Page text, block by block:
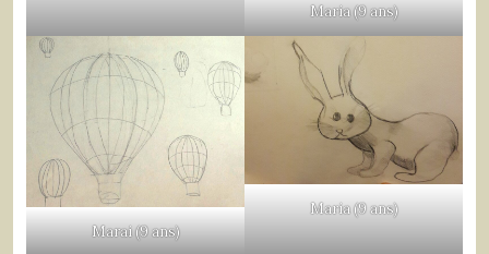
Maria (9 ans)
Marai (9 ans)
Maria (9 ans)